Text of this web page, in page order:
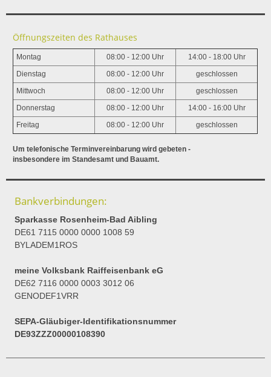
Öffnungszeiten des Rathauses
Montag 08:00 - 12:00 Uhr 14:00 - 18:00 Uhr
Dienstag 08:00 - 12:00 Uhr geschlossen
Mittwoch 08:00 - 12:00 Uhr geschlossen
Donnerstag 08:00 - 12:00 Uhr 14:00 - 16:00 Uhr
Freitag 08:00 - 12:00 Uhr geschlossen
Um telefonische Terminvereinbarung wird gebeten -
insbesondere im Standesamt und Bauamt.
Bankverbindungen:
Sparkasse Rosenheim-Bad Aibling
DE61 7115 0000 0000 1008 59
BYLADEM1ROS
meine Volksbank Raiffeisenbank eG
DE62 7116 0000 0003 3012 06
GENODEF1VRR
SEPA-Gläubiger-Identifikationsnummer
DE93ZZZ00000108390